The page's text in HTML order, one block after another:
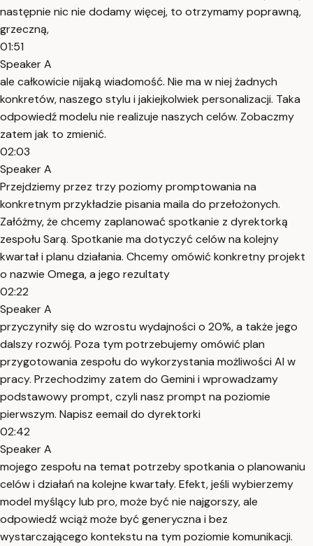
następnie nic nie dodamy więcej, to otrzymamy poprawną,
grzeczną,
01:51
Speaker A
ale całkowicie nijaką wiadomość. Nie ma w niej żadnych
konkretów, naszego stylu i jakiejkolwiek personalizacji. Taka
odpowiedź modelu nie realizuje naszych celów. Zobaczmy
zatem jak to zmienić.
02:03
Speaker A
Przejdziemy przez trzy poziomy promptowania na
konkretnym przykładzie pisania maila do przełożonych.
Załóżmy, że chcemy zaplanować spotkanie z dyrektorką
zespołu Sarą. Spotkanie ma dotyczyć celów na kolejny
kwartał i planu działania. Chcemy omówić konkretny projekt
o nazwie Omega, a jego rezultaty
02:22
Speaker A
przyczyniły się do wzrostu wydajności o 20%, a także jego
dalszy rozwój. Poza tym potrzebujemy omówić plan
przygotowania zespołu do wykorzystania możliwości AI w
pracy. Przechodzimy zatem do Gemini i wprowadzamy
podstawowy prompt, czyli nasz prompt na poziomie
pierwszym. Napisz eemail do dyrektorki
02:42
Speaker A
mojego zespołu na temat potrzeby spotkania o planowaniu
celów i działań na kolejne kwartały. Efekt, jeśli wybierzemy
model myślący lub pro, może być nie najgorszy, ale
odpowiedź wciąż może być generyczna i bez
wystarczającego kontekstu na tym poziomie komunikacji.